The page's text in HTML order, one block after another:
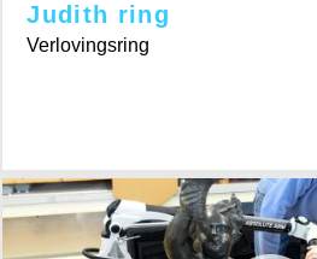
Judith ring
Verlovingsring